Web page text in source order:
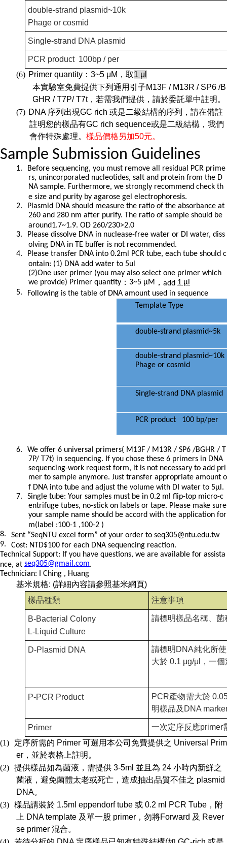
double-strand plasmid~10k
Phage or cosmid
Single-strand DNA plasmid
PCR product 100bp / per
(6) Primer quantity ： 3~5 μM ，取1 μl
本實驗室免費提供下列通用引子M13F / M13R / SP6 /B
GHR / T7P/ T7t，若需我們提供，請於委託單中註明。
(7) DNA 序列出現GC rich 或是二級結構的序列，請在備註
註明您的樣品有GC rich sequence或是二級結構，我們
會作特殊處理。 樣品價格另加50元。
Sample Submission Guidelines
1.
Before sequencing, you must remove all residual PCR prime
rs, unincorporated nucleotides, salt and protein from the D
NA sample. Furthermore, we strongly recommend check th
e size and purity by agarose gel electrophoresis.
2.
Plasmid DNA should measure the ratio of the absorbance at
260 and 280 nm after purify. The ratio of sample should be
around1.7~1.9. OD 260/230>2.0
3.
Please dissolve DNA in nuclease-free water or DI water, diss
olving DNA in TE buffer is not recommended.
4.
Please transfer DNA into 0.2ml PCR tube, each tube should c
ontain: (1) DNA add water to 5ul
(2)One user primer (you may also select one primer which
we provide) Primer quantity ： 3~5 μM ， add 1 μl
5.
Following is the table of DNA amount used in sequence
Template Type
double-strand plasmid~5k
double-strand plasmid~10k
Phage or cosmid
Single-strand DNA plasmid
PCR product 100
6.
We offer 6 universal primers( M13F / M13R / SP6 /BGHR / T
7P/ T7t) in sequencing. If you chose these 6 primers in DNA
sequencing-work request form, it is not necessary to add pri
mer to sample anymore. Just transfer appropriate amount o
f DNA into tube and adjust the volume with DI water to 5μl. ​
7.
Single tube: Your samples must be in 0.2 ml flip-top micro-c
entrifuge tubes, no-stick on labels or tape. Please make sure
your sample name should be accord with the application for
m(label :100-1 ,100-2 )
8.
Sent “SeqNTU excel form” of your order to seq305@ntu.edu.tw
9.
Cost: NTD$100 for each DNA sequencing reaction.
Technical Support: If you have questions, we are available for assista
nce, at seq305@gmail.com.
Technician: I Ching , Huang
基米規格: (詳細內容請參照基米網頁)
樣品種類
注意事項
B-Bacterial Colony
L-Liquid Culture
請標明樣品名稱、菌
D-Plasmid DNA 請標明 DNA純化所
大於0.1 μg/μ ，一
P-PCR Product PCR產物需大於
明樣品及 DNA
Primer 一次定序反應primer
(1)
定序所需的 Primer 可選用本公司免費提供之 Universal Prim
er ，並於表格上註明。
(2) 提供樣品如為菌液，需提供 3-5ml 並且為 24 小時內新鮮之
菌液，避免菌體太老或死亡，造成抽出品質不佳之 plasmid
DNA。
(3) 樣品請裝於 1.5ml eppendorf tube 或 0.2 ml PCR Tube ，附
上 DNA template 及單一股 primer ，勿將Forward 及 Rever
se primer 混合。